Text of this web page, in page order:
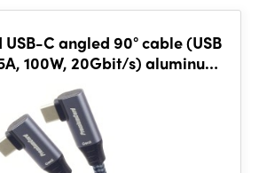
C angled 90° cable (USB
100W, 20Gbit/s) aluminum
cotton braid, 1m